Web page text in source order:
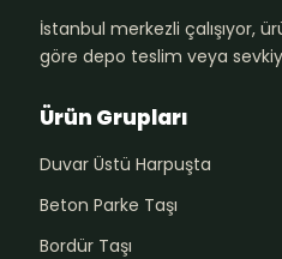
İstanbul merkezli çalışıyor,
göre depo teslim veya
Ürün Grupları
Duvar Üstü Harpuşta
Beton Parke Taşı
Bordür Taşı